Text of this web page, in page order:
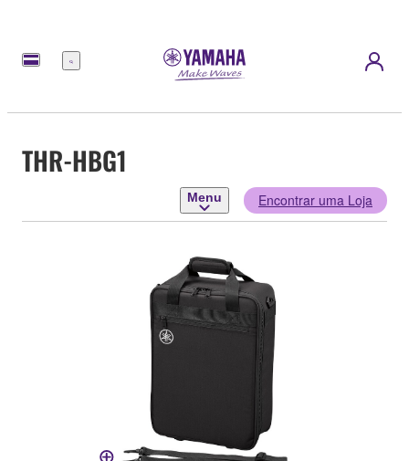
Menu
THR-HBG1
Menu Encontrar uma Loja